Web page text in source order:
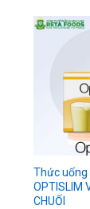
Thức uống
OPTISLIM
CHUỐI